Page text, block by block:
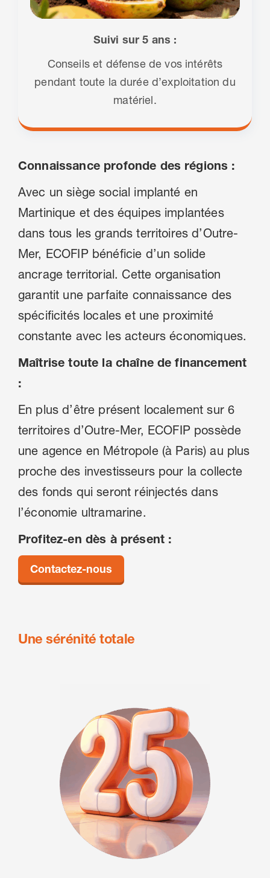
Suivi sur 5 ans :
Conseils et défense de vos intérêts
pendant toute la durée d’exploitation du
matériel.
Connaissance profonde des régions :
Avec un siège social implanté en
Martinique et des équipes implantées
dans tous les grands territoires d’Outre-
Mer, ECOFIP bénéficie d’un solide
ancrage territorial. Cette organisation
garantit une parfaite connaissance des
spécificités locales et une proximité
constante avec les acteurs économiques.
Maîtrise toute la chaîne de financement
:
En plus d’être présent localement sur 6
territoires d’Outre-Mer, ECOFIP possède
une agence en Métropole (à Paris) au plus
proche des investisseurs pour la collecte
des fonds qui seront réinjectés dans
l’économie ultramarine.
Profitez-en dès à présent :
Contactez-nous
Une sérénité totale